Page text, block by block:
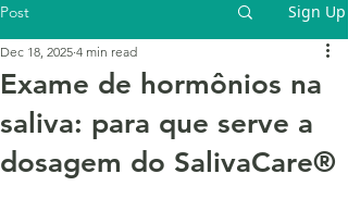
Post Sign Up
Exame de hormônios na
saliva: para que serve a
dosagem do SalivaCare®
Dec 18, 2025 4 min read